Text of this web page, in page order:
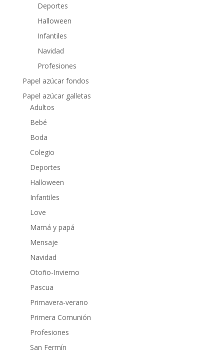
Deportes
Halloween
Infantiles
Navidad
Profesiones
Papel azúcar fondos
Papel azúcar galletas
Adultos
Bebé
Boda
Colegio
Deportes
Halloween
Infantiles
Love
Mamá y papá
Mensaje
Navidad
Otoño-Invierno
Pascua
Primavera-verano
Primera Comunión
Profesiones
San Fermín